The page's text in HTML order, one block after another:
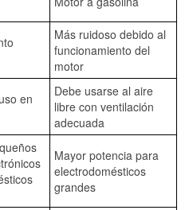
Más ruidoso debido al
funcionamiento del
motor
en
Debe usarse al aire
libre con ventilación
adecuada
Mayor potencia para
electrodomésticos
grandes